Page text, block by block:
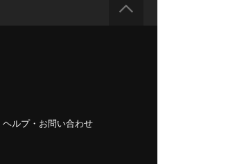
ヘルプ・お問い合わせ